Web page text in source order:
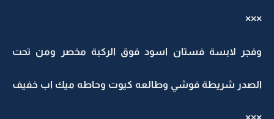
×××
وفجر لابسة فستان اسود فوق الركبة مخصر ومن تحت
الصدر شريطة فوشي وطالعه كيوت وحاطه ميك اب خفيف